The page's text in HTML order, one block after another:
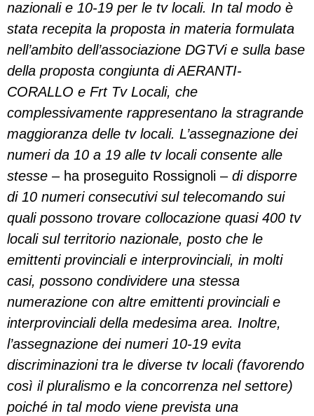
nazionali e 10-19 per le tv locali. In tal modo è
stata recepita la proposta in materia formulata
nell’ambito dell’associazione DGTVi e sulla base
della proposta congiunta di AERANTI-
CORALLO e Frt Tv Locali, che
complessivamente rappresentano la stragrande
maggioranza delle tv locali. L’assegnazione dei
numeri da 10 a 19 alle tv locali consente alle
stesse –ha proseguito Rossignoli – di disporre
di 10 numeri consecutivi sul telecomando sui
quali possono trovare collocazione quasi 400 tv
locali sul territorio nazionale, posto che le
emittenti provinciali e interprovinciali, in molti
casi, possono condividere una stessa
numerazione con altre emittenti provinciali e
interprovinciali della medesima area. Inoltre,
l’assegnazione dei numeri 10-19 evita
discriminazioni tra le diverse tv locali (favorendo
così il pluralismo e la concorrenza nel settore)
poiché in tal modo viene prevista una